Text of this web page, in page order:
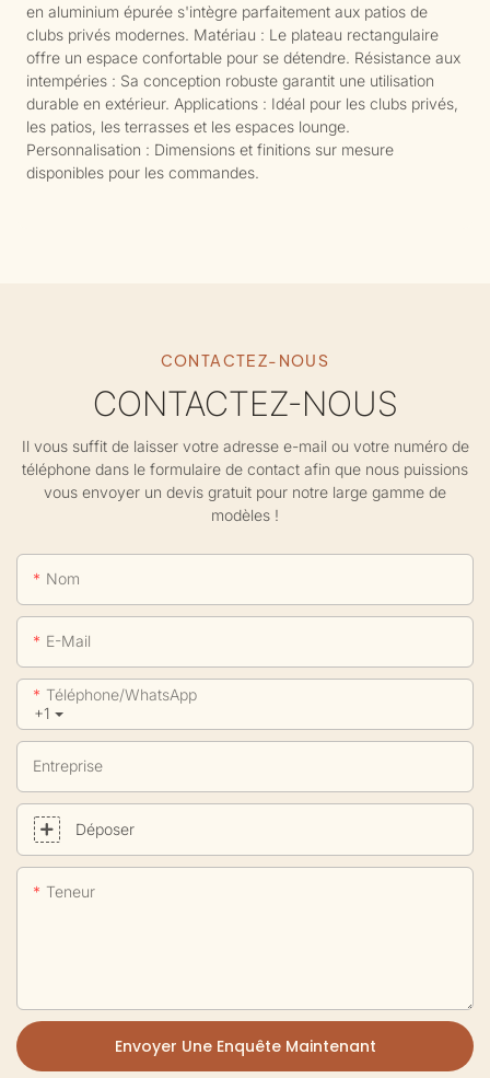
en aluminium épurée s'intègre parfaitement aux patios de
clubs privés modernes. Matériau : Le plateau rectangulaire
offre un espace confortable pour se détendre. Résistance aux
intempéries : Sa conception robuste garantit une utilisation
durable en extérieur. Applications : Idéal pour les clubs privés,
les patios, les terrasses et les espaces lounge.
Personnalisation : Dimensions et finitions sur mesure
disponibles pour les commandes.
CONTACTEZ-NOUS
CONTACTEZ-NOUS
Il vous suffit de laisser votre adresse e-mail ou votre numéro de
téléphone dans le formulaire de contact afin que nous puissions
vous envoyer un devis gratuit pour notre large gamme de
modèles !
Nom
E-Mail
+1
Téléphone/WhatsApp
Entreprise
Déposer
Teneur
Envoyer Une Enquête Maintenant